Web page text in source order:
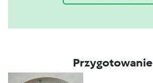
Przygotowanie